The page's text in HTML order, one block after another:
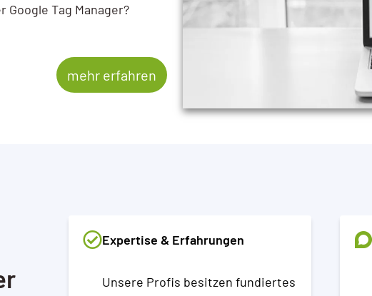
Google Tag Manager?
mehr erfahren
Expertise & Erfahrungen
Unsere Profis besitzen fundiertes